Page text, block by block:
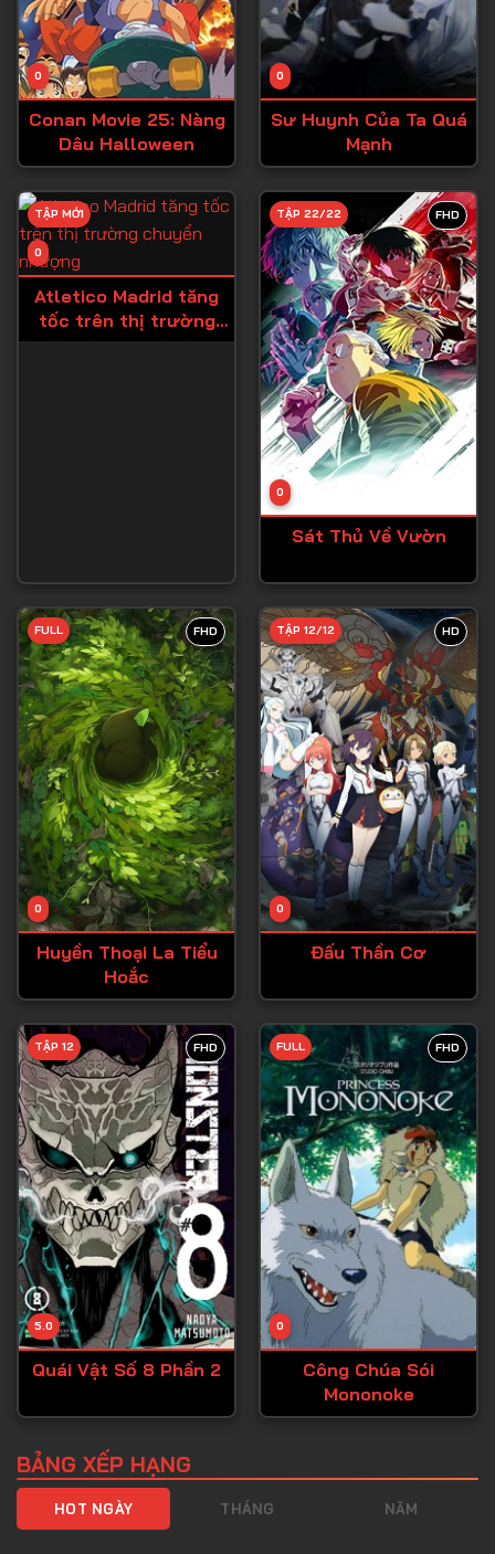
Tập 13
Tập 14
Tập 15
Tập 17
Tập 18
Tập 19
Tập 21
Tập 22
Tập 23
Tập 24
Tập 25
Tập 26
Tập 29
Tập 30
Tập 31
Tập 32
Tập 33
Tập 34
Tập 35
Tập 36
Tập 39
Tập 40
Tập 41
Tập 42
Tập 43
Tập 44
Tập 45
Tập 46
Tập 47
Tập 49
0
Conan Movie 25: Nàng
Dâu Halloween
0
Sư Huynh Của Ta Quá
Mạnh
0
TẬP MỚI
Atletico Madrid tăng
tốc trên thị trường
chuyển nhượng
FHD
0
TẬP 22/22
Sát Thủ Về Vườn
FHD
0
FULL
Huyền Thoại La Tiểu
Hoắc
HD
0
TẬP 12/12
Đấu Thần Cơ
FHD
5.0
TẬP 12
Quái Vật Số 8 Phần 2
FHD
0
FULL
Công Chúa Sói
Mononoke
BẢNG XẾP HẠNG
HOT NGÀY THÁNG NĂM